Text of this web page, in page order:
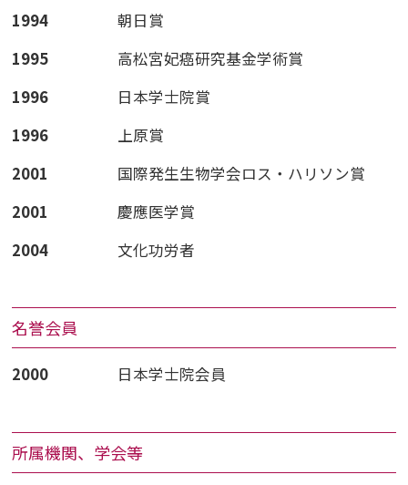
1994
朝日賞
1995
高松宮妃癌研究基金学術賞
1996
日本学士院賞
1996
上原賞
2001
国際発生生物学会ロス・ハリソン賞
2001
慶應医学賞
2004
文化功労者
名誉会員
2000 日本学士院会員
所属機関、学会等